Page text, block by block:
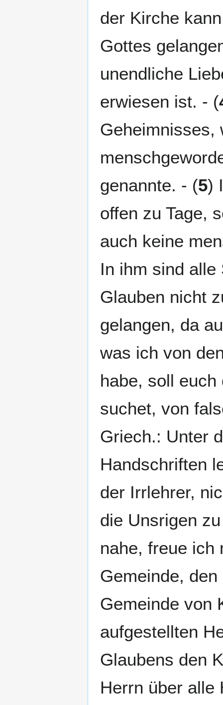
der Kirche
Gottes
unendliche
erwiesen ist. - (
Geheimnisses,
genannte. - (5)
offen zu Tage,
auch keine
In ihm sind
Glauben nicht
gelangen, da
was ich von
habe, soll
suchet, von
Griech.: Unter
Handschriften
der Irrlehrer,
die Unsrigen
nahe, freue ich
Gemeinde,
Gemeinde von
aufgestellten
Glaubens den
Herrn über alle